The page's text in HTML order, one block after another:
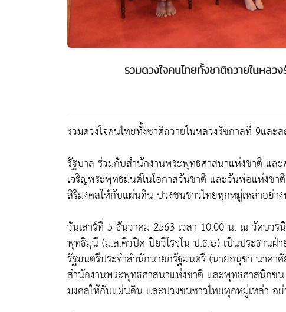
รวมดวงใจคนไทยทั้งชาติถวายในหล
รวมดวงใจคนไทยทั้งชาติถวายในหลวงรัชกาลที่ 9แล
รัฐบาล ร่วมกับสำนักงานพระพุทธศาสนาแห่งชาติ แล
เจริญพระพุทธมนต์ในโอกาสวันชาติ และวันพ่อแห่งช
สิริมงคลให้กับแผ่นดิน ปวงชนชาวไทยทุกหมู่เหล่าอย่า
วันเสาร์ที่ 5 ธันวาคม 2563 เวลา 10.00 น. ณ วัดบวร
พุทธิมุนี (ม.ล.คิวปิด ปิยวิโรจโน ป.ธ.๖) เป็นประธาน
รัฐมนตรีประจำสำนักนายกรัฐมนตรี (นายอนุชา นาค
สำนักงานพระพุทธศาสนาแห่งชาติ และพุทธศาสนิกช
มงคลให้กับแผ่นดิน และปวงชนชาวไทยทุกหมู่เหล่า อ